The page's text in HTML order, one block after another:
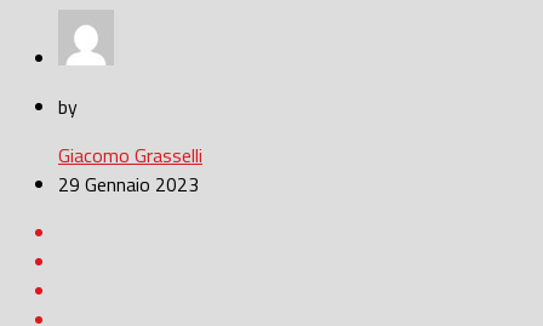
by
Giacomo Grasselli
29 Gennaio 2023